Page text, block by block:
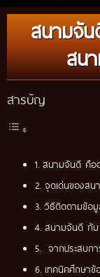
สนามจั
สน
สารบัญ
สนามจันดี คืออ
จุดเด่นของสน
วิธีติดตามข้อ
สนามจันดี กับ
จากประสบก
เทคนิคศึกษา